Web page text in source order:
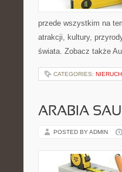
przede wszystkim na
atrakcji, kultury,
świata. Zobacz także
CATEGORIES:
ARABIA
POSTED BY ADMIN